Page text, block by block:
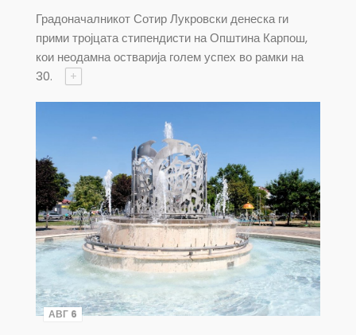
Градоначалникот Сотир Лукровски денеска ги
прими тројцата стипендисти на Општина Карпош,
кои неодамна остварија голем успех во рамки на
30.
+
АВГ 6